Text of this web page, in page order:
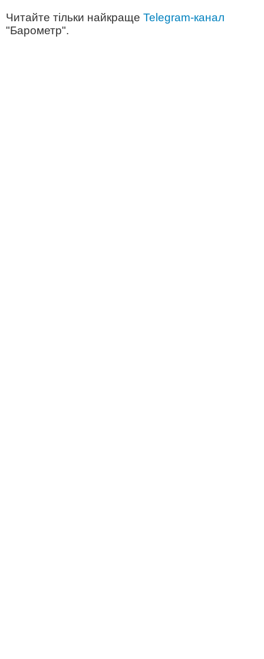
Читайте тільки найкраще Telegram-канал
"Барометр".